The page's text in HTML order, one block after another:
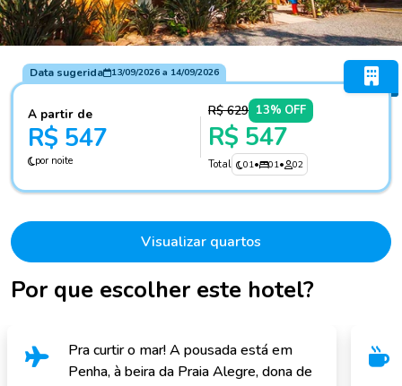
Por que escolher este hotel?
Pra curtir o mar! A pousada está em
Penha, à beira da Praia Alegre, dona de
Data sugerida 13/09/2026a 14/09/2026
A partir de
R$ 547
por noite
R$ 629 13% OFF
R$ 547
Total 01• 01• 02
Visualizar quartos